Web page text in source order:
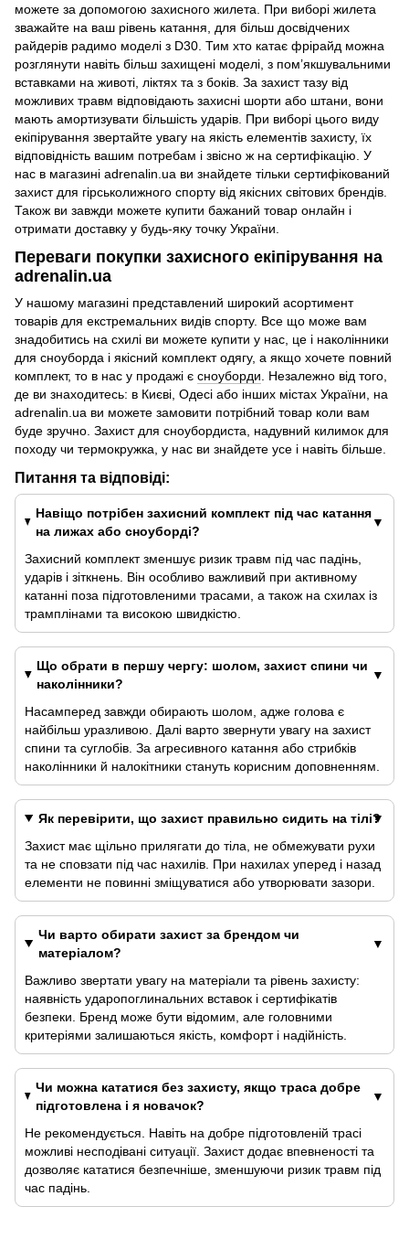
можете за допомогою захисного жилета. При виборі жилета
зважайте на ваш рівень катання, для більш досвідчених
райдерів радимо моделі з D30. Тим хто катає фрірайд можна
розглянути навіть більш захищені моделі, з пом’якшувальними
вставками на животі, ліктях та з боків. За захист тазу від
можливих травм відповідають захисні шорти або штани, вони
мають амортизувати більшість ударів. При виборі цього виду
екіпірування звертайте увагу на якість елементів захисту, їх
відповідність вашим потребам і звісно ж на сертифікацію. У
нас в магазині adrenalin.ua ви знайдете тільки сертифікований
захист для гірськолижного спорту від якісних світових брендів.
Також ви завжди можете купити бажаний товар онлайн і
отримати доставку у будь-яку точку України.
Переваги покупки захисного екіпірування на
adrenalin.ua
У нашому магазині представлений широкий асортимент
товарів для екстремальних видів спорту. Все що може вам
знадобитись на схилі ви можете купити у нас, це і наколінники
для сноуборда і якісний комплект одягу, а якщо хочете повний
комплект, то в нас у продажі є сноуборди. Незалежно від того,
де ви знаходитесь: в Києві, Одесі або інших містах України, на
adrenalin.ua ви можете замовити потрібний товар коли вам
буде зручно. Захист для сноубордиста, надувний килимок для
походу чи термокружка, у нас ви знайдете усе і навіть більше.
Питання та відповіді:
Навіщо потрібен захисний комплект під час катання
на лижах або сноуборді?
Захисний комплект зменшує ризик травм під час падінь,
ударів і зіткнень. Він особливо важливий при активному
катанні поза підготовленими трасами, а також на схилах із
трамплінами та високою швидкістю.
Що обрати в першу чергу: шолом, захист спини чи
наколінники?
Насамперед завжди обирають шолом, адже голова є
найбільш уразливою. Далі варто звернути увагу на захист
спини та суглобів. За агресивного катання або стрибків
наколінники й налокітники стануть корисним доповненням.
Як перевірити, що захист правильно сидить на тілі?
Захист має щільно прилягати до тіла, не обмежувати рухи
та не сповзати під час нахилів. При нахилах уперед і назад
елементи не повинні зміщуватися або утворювати зазори.
Чи варто обирати захист за брендом чи
матеріалом?
Важливо звертати увагу на матеріали та рівень захисту:
наявність ударопоглинальних вставок і сертифікатів
безпеки. Бренд може бути відомим, але головними
критеріями залишаються якість, комфорт і надійність.
Чи можна кататися без захисту, якщо траса добре
підготовлена і я новачок?
Не рекомендується. Навіть на добре підготовленій трасі
можливі несподівані ситуації. Захист додає впевненості та
дозволяє кататися безпечніше, зменшуючи ризик травм під
час падінь.